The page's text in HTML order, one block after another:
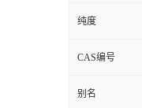
纯度
CAS编号
别名